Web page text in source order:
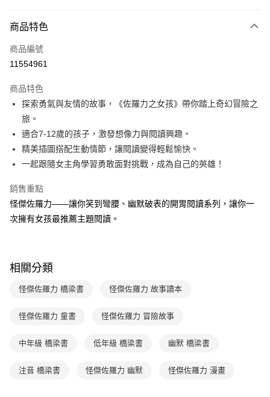
信用卡一次付款
LINE Pay
大哥付你分期
相關說明
【大哥付你分期使用說明】
1.本服務由台灣大哥大提供，台灣大哥大用戶可立即使用無須另外申請。
2.付款方式選擇「大哥付你分期」，訂單成立後會自動跳轉到大哥付的交易
流程，驗證手機門號後，選擇欲分期的期數、繳款截止日，確認付款後即完
3.實際核准額度、可分期數及費用金額請依後續交易確認頁面所載為準。
4.訂單成立30分鐘內，如未前往確認交易或遇審核未通過，訂單將自動取
消。如遇「轉專審核」未通過狀況，表示未達大哥付你分期系統評分，恕無
法說明評估內容。
帳／街口支付／iPASS MONEY」等通路繳費。
【注意事項】
用戶於交易時，得透過本服務購買商品或服務，並由商店將買賣／分期付款
資料（包含姓名、電話或地址）提供予台灣大哥大進項蒐集、處理及利用，
3.完整用戶服務條款，請詳閱以下連結： https://oppay.tw/userRule
AFTEE先享後付
相關說明
【關於「AFTEE先享後付」】
便利好安心！
１．簡單：不需註冊會員、不需綁卡、不需儲值。
２．便利：只要手機號碼，簡訊認證，即可結帳。
３．安心：先確認商品／服務後，再付款。
結帳頁面，進行簡訊認證並確認金額後，即可完成結帳。
２．訂單成立數日內，您將收到繳費通知簡訊。
３．收到繳費通知簡訊後14天內，點擊此簡訊中的連結，可透過四大超商／
購買商品的店家。未經商家同意取消之訂單仍視為有效，需透過AFTEE先享
※ 交易是否成功請以「AFTEE先享後付 」之結帳頁面顯示為準，若有關於
運送方式
付款後全家取貨
付款後7-11取貨
每筆NT$70，滿NT$800(含以上)免運費
離島宅配（澎湖、金門、馬祖、小琉球；不適用於郵局i郵箱）
商品特色
商品編號
11554961
商品特色
探索勇氣與友情的故事，《佐羅力之女孩》帶你踏上奇幻冒險之
旅。
適合7-12歲的孩子，激發想像力與閱讀興趣。
精美插圖搭配生動情節，讓閱讀變得輕鬆愉快。
一起跟隨女主角學習勇敢面對挑戰，成為自己的英雄！
銷售重點
怪傑佐羅力——讓你笑到彎腰、幽默破表的開胃閱讀系列，讓你一
次擁有女孩最推薦主題閱讀。
相關分類
怪傑佐羅力 橋梁書 怪傑佐羅力 故事讀本
怪傑佐羅力 童書 怪傑佐羅力 冒險故事
中年級 橋梁書 低年級 橋梁書 幽默 橋梁書
注音 橋梁書 怪傑佐羅力 幽默 怪傑佐羅力 漫畫